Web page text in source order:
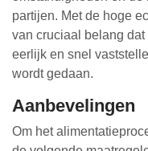
partijen. Met de hoge
van cruciaal belang
eerlijk en snel
wordt gedaan.
Aanbevelingen
Om het